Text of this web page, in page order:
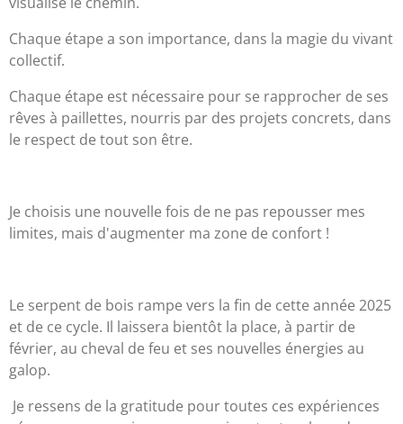
Chaque étape a son importance, dans la magie du vivant
collectif.
Chaque étape est nécessaire pour se rapprocher de ses
rêves à paillettes, nourris par des projets concrets, dans
le respect de tout son être.
Je choisis une nouvelle fois de ne pas repousser mes
limites, mais d'augmenter ma zone de confort !
Le serpent de bois rampe vers la fin de cette année 2025
et de ce cycle. Il laissera bientôt la place, à partir de
février, au cheval de feu et ses nouvelles énergies au
galop.
Je ressens de la gratitude pour toutes ces expériences